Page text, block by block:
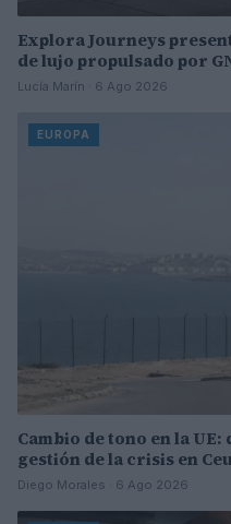
Explora Journeys
de lujo propulsado por
Lucía Marín · 6 Ago 2026
EUROPA
Cambio de tono en la
gestión de la crisis en
Diego Morales · 6 Ago 2026